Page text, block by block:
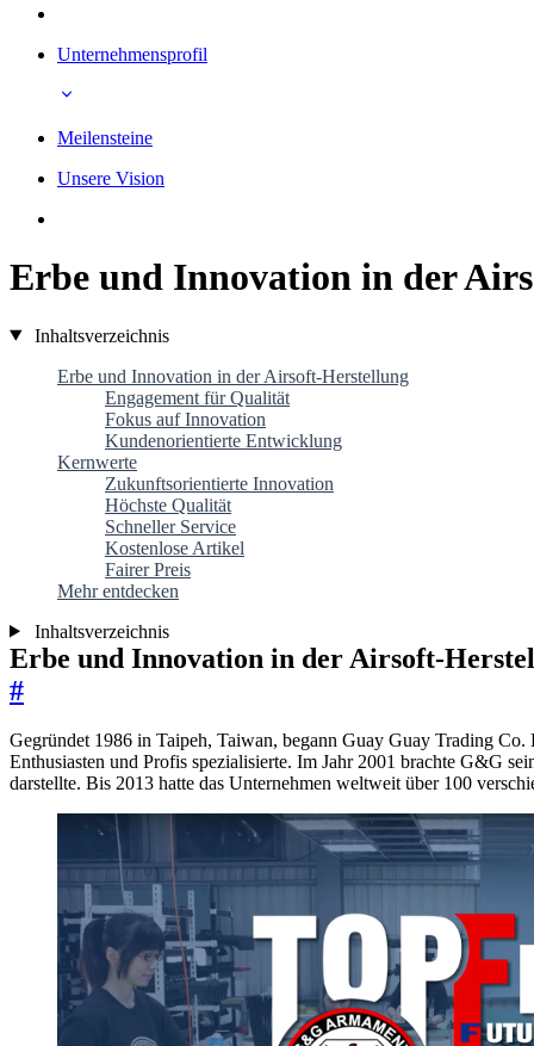
Unternehmensprofil
Meilensteine
Unsere Vision
Erbe und Innovation in der
Inhaltsverzeichnis
Erbe und Innovation in der Airsoft-Herstellung
Engagement für Qualität
Fokus auf Innovation
Kundenorientierte Entwicklung
Kernwerte
Zukunftsorientierte Innovation
Höchste Qualität
Schneller Service
Kostenlose Artikel
Fairer Preis
Mehr entdecken
Inhaltsverzeichnis
Erbe und Innovation in der Airsoft-
#
Gegründet 1986 in Taipeh, Taiwan, begann Guay Guay Trading
Enthusiasten und Profis spezialisierte. Im Jahr 2001 brachte G&G
darstellte. Bis 2013 hatte das Unternehmen weltweit über 100